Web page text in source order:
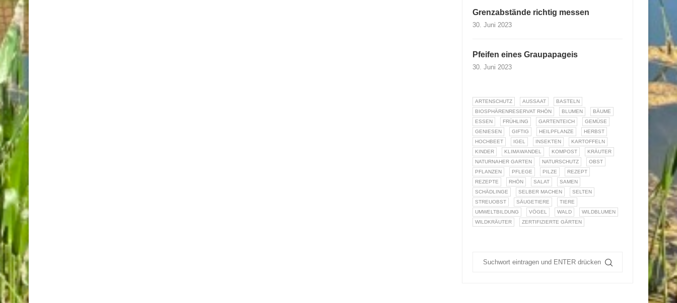
Grenzabstände richtig messen
30. Juni 2023
Pfeifen eines Graupapageis
30. Juni 2023
ARTENSCHUTZ AUSSAAT
BASTELN
BIOSPHÄRENRESERVAT RHÖN
BLUMEN
BÄUME
ESSEN
FRÜHLING GARTENTEICH
GEMÜSE
GENIESEN
GIFTIG HEILPFLANZE
HERBST
HOCHBEET
IGEL INSEKTEN
KARTOFFELN
KINDER
KLIMAWANDEL KOMPOST
KRÄUTER
NATURNAHER GARTEN
NATURSCHUTZ
OBST
PFLANZEN
PFLEGE PILZE
REZEPT
REZEPTE
RHÖN SALAT
SAMEN
SCHÄDLINGE
SELBER MACHEN
SELTEN
STREUOBST
SÄUGETIERE
TIERE
UMWELTBILDUNG
VÖGEL WALD
WILDBLUMEN
WILDKRÄUTER
ZERTIFIZIERTE GÄRTEN